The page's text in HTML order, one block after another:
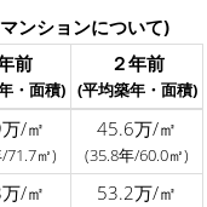
ンションについて)
前
・面積)
２年前
(平均築年・面積)
/㎡
71.7㎡)
45.6万/㎡
(35.8年/60.0㎡)
/㎡ 53.2万/㎡